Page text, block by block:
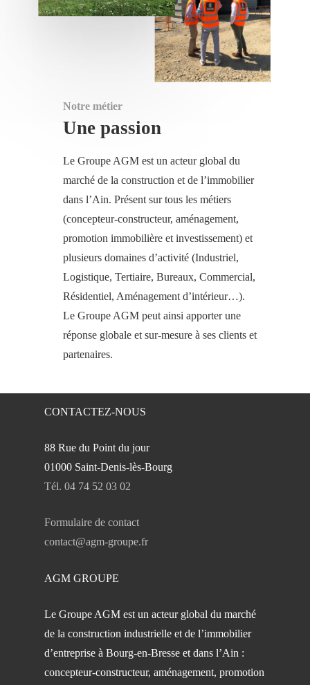
Notre métier
Une passion
Le Groupe AGM est un acteur global du
marché de la construction et de l’immobilier
dans l’Ain. Présent sur tous les métiers
(concepteur-constructeur, aménagement,
promotion immobilière et investissement) et
plusieurs domaines d’activité (Industriel,
Logistique, Tertiaire, Bureaux, Commercial,
Résidentiel, Aménagement d’intérieur…).
Le Groupe AGM peut ainsi apporter une
réponse globale et sur-mesure à ses clients et
partenaires.
CONTACTEZ-NOUS
88 Rue du Point du jour
01000 Saint-Denis-lès-Bourg
Tél. 04 74 52 03 02
Formulaire de contact
contact@agm-groupe.fr
AGM GROUPE
Le Groupe AGM est un acteur global du marché
de la construction industrielle et de l’immobilier
d’entreprise à Bourg-en-Bresse et dans l’Ain :
concepteur-constructeur, aménagement, promotion